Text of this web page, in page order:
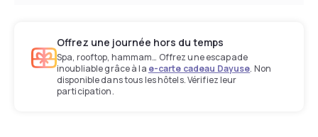
Offrez une journée hors du temps
Spa, rooftop, hammam… Offrez une escapade
inoubliable grâce à la e-carte cadeau Dayuse. Non
disponible dans tous les hôtels. Vérifiez leur
participation.